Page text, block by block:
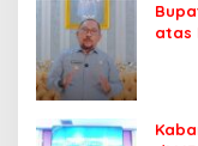
atas